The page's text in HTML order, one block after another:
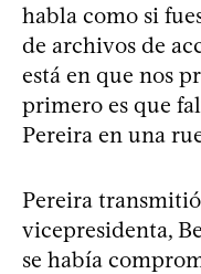
habla como si
de archivos de
está en que nos
primero es que
Pereira en una
Pereira
vicepresidenta,
se había